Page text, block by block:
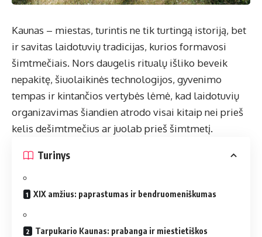
Kaunas – miestas, turintis ne tik turtingą istoriją, bet
ir savitas laidotuvių tradicijas, kurios formavosi
šimtmečiais. Nors daugelis ritualų išliko beveik
nepakitę, šiuolaikinės technologijos, gyvenimo
tempas ir kintančios vertybės lėmė, kad laidotuvių
organizavimas šiandien atrodo visai kitaip nei prieš
kelis dešimtmečius ar juolab prieš šimtmetį.
Turinys
XIX amžius: paprastumas ir bendruomeniškumas
Tarpukario Kaunas: prabanga ir miestietiškos